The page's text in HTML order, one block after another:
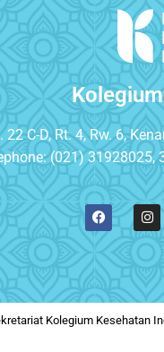
C-D, Rt. 4, Rw. 6,
(021) 31928025,
Kolegium Kesehatan